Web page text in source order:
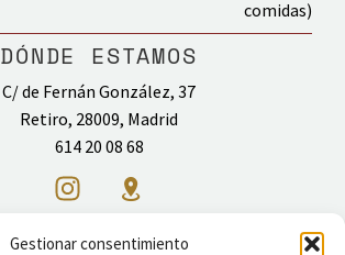
Gestionar consentimiento
comidas)
DÓNDE ESTAMOS
C/ de Fernán González, 37
Retiro, 28009, Madrid
614 20 08 68